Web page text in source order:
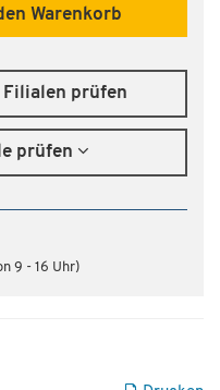
Warenkorb
prüfen
prüfen
9 - 16 Uhr)